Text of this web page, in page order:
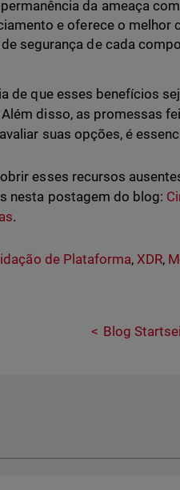
da ameaça
e oferece o melhor
segurança de cada
de que esses benefícios
disso, as promessas
suas opções, é
esses recursos
nesta postagem do blog:
.
de Plataforma, XDR,
Blog